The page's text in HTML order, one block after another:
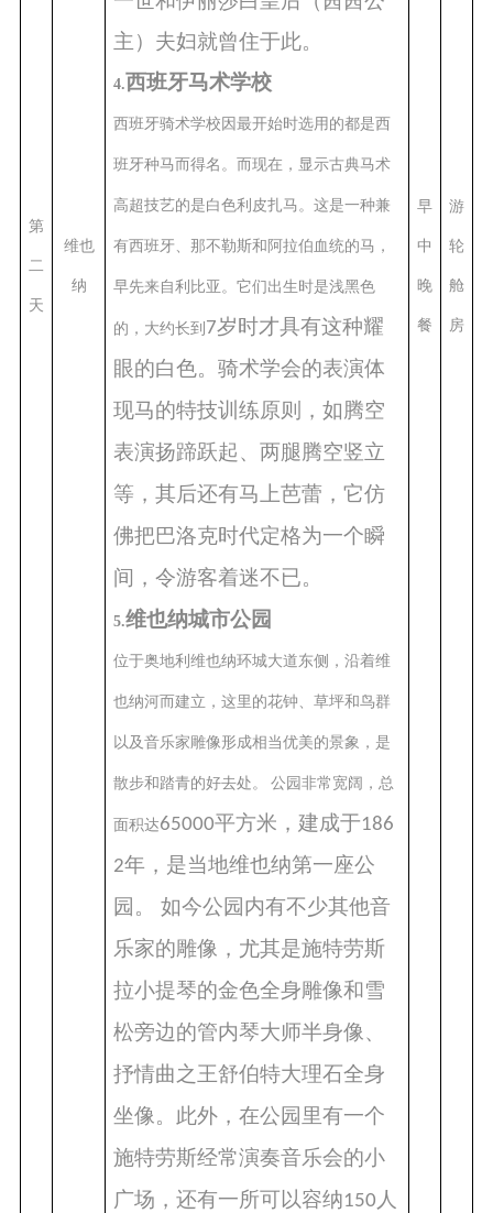
第
二
天
维也
纳
主）夫妇就曾住于此。
4.西班牙马术学校
西班牙骑术学校因最开始时选用的都是西
班牙种马而得名。而现在，显示古典马术
高超技艺的是白色利皮扎马。这是一种兼
有西班牙、那不勒斯和阿拉伯血统的马，
早先来自利比亚。它们出生时是浅黑色
的，大约长到 7岁时才具有这种耀
眼的白色。骑术学会的表演体
现马的特技训练原则，如腾空
表演扬蹄跃起、两腿腾空竖立
等，其后还有马上芭蕾，它仿
佛把巴洛克时代定格为一个瞬
间，令游客着迷不已。
5.维也纳城市公园
位于奥地利维也纳环城大道东侧，沿着维
也纳河而建立，这里的花钟、草坪和鸟群
以及音乐家雕像形成相当优美的景象，是
散步和踏青的好去处。 公园非常宽阔，总
面积达65000平方米，建成于186
2年，是当地维也纳第一座公
园。 如今公园内有不少其他音
乐家的雕像，尤其是施特劳斯
拉小提琴的金色全身雕像和雪
松旁边的管内琴大师半身像、
抒情曲之王舒伯特大理石全身
坐像。此外，在公园里有一个
施特劳斯经常演奏音乐会的小
广场，还有一所可以容纳150 人
早
中
晚
餐
游
轮
舱
房